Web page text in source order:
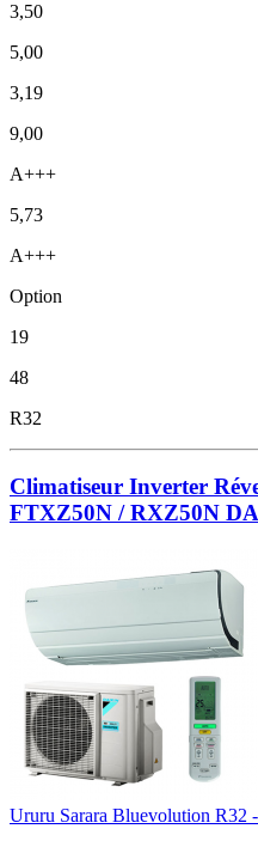
3,50
5,00
3,19
9,00
A+++
5,73
A+++
Option
19
48
R32
Climatiseur Inverter
FTXZ50N / RXZ50N
Ururu Sarara Bluevolution R32